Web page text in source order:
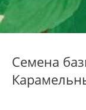
Семена